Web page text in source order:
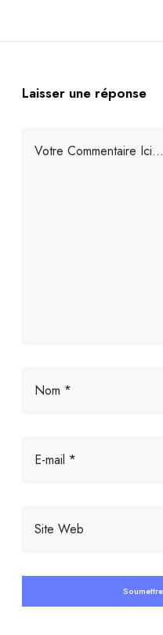
Laisser une réponse
Votre Commentaire Ici...
Nom *
E-mail *
Site Web